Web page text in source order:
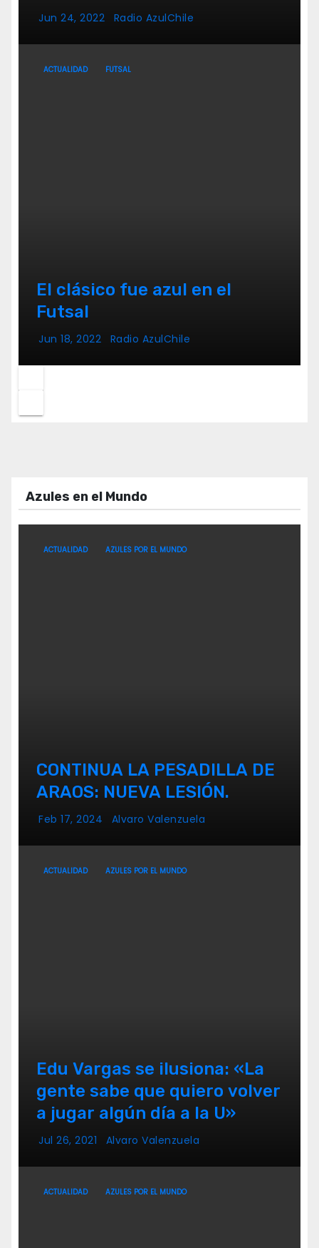
Jun 24, 2022 Radio AzulChile
ACTUALIDAD FUTSAL
El clásico fue azul en el
Futsal
Jun 18, 2022 Radio AzulChile
Azules en el Mundo
ACTUALIDAD AZULES POR EL MUNDO
CONTINUA LA PESADILLA DE
ARAOS: NUEVA LESIÓN.
Feb 17, 2024 Alvaro Valenzuela
ACTUALIDAD AZULES POR EL MUNDO
Edu Vargas se ilusiona: «La
gente sabe que quiero volver
a jugar algún día a la U»
Jul 26, 2021 Alvaro Valenzuela
ACTUALIDAD AZULES POR EL MUNDO